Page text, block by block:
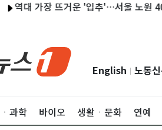
가장 뜨거운 '입추'…서울 노원 40.2도
English 노동
과학 바이오 생활ㆍ문화 연예